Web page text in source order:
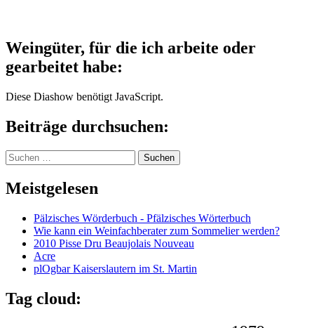
Weingüter, für die ich arbeite oder
gearbeitet habe:
Diese Diashow benötigt JavaScript.
Beiträge durchsuchen:
Suchen
nach:
Meistgelesen
Pälzisches Wörderbuch - Pfälzisches Wörterbuch
Wie kann ein Weinfachberater zum Sommelier werden?
2010 Pisse Dru Beaujolais Nouveau
Acre
plOgbar Kaiserslautern im St. Martin
Tag cloud: